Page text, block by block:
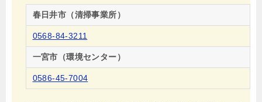
春日井市（清掃事業所）
0568-84-3211
一宮市（環境センター）
0586-45-7004